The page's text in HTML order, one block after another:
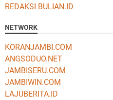
REDAKSI BULIAN.ID
NETWORK
KORANJAMBI.COM
ANGSODUO.NET
JAMBISERU.COM
JAMBIWIN.COM
LAJUBERITA.ID